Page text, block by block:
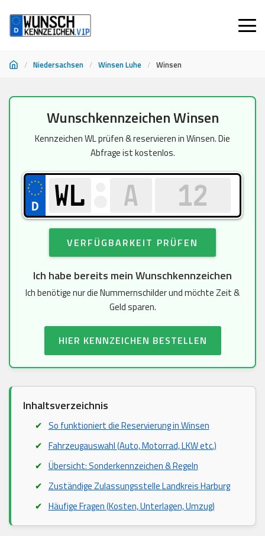
/ Niedersachsen / Winsen Luhe / Winsen
springen
Wunschkennzeichen Winsen
Kennzeichen WL prüfen & reservieren in Winsen. Die
Abfrage ist kostenlos.
VERFÜGBARKEIT PRÜFEN
Ich habe bereits mein Wunschkennzeichen
Ich benötige nur die Nummernschilder und möchte Zeit &
Geld sparen.
HIER KENNZEICHEN BESTELLEN
Inhaltsverzeichnis
So funktioniert die Reservierung in Winsen
Fahrzeugauswahl (Auto, Motorrad, LKW etc.)
Übersicht: Sonderkennzeichen & Regeln
Zuständige Zulassungsstelle Landkreis Harburg
Häufige Fragen (Kosten, Unterlagen, Umzug)